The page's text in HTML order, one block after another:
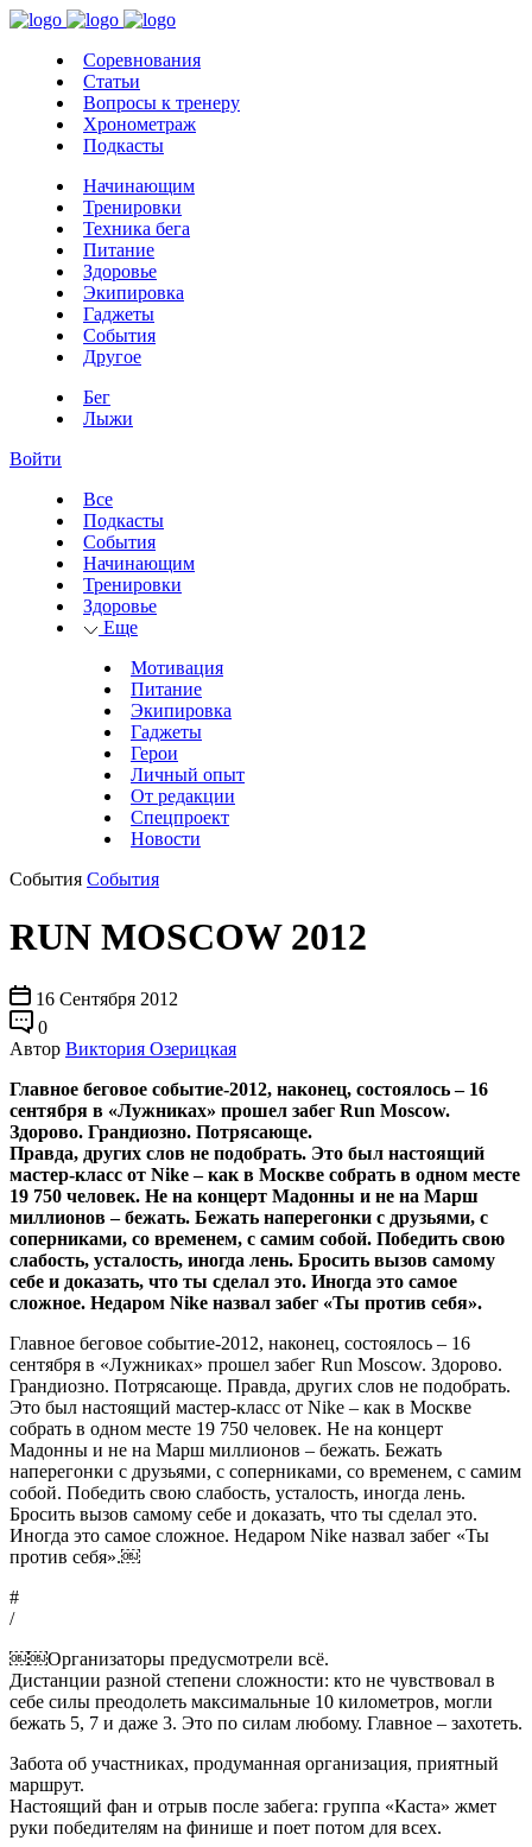
Соревнования
Статьи
Вопросы к тренеру
Хронометраж
Подкасты
Начинающим
Тренировки
Техника бега
Питание
Здоровье
Экипировка
Гаджеты
События
Другое
Бег
Лыжи
Войти
Все
Подкасты
События
Начинающим
Тренировки
Здоровье
Еще
Мотивация
Питание
Экипировка
Гаджеты
Герои
Личный опыт
От редакции
Спецпроект
Новости
События События
RUN MOSCOW 2012
16 Сентября 2012
0
Автор Виктория Озерицкая
Главное беговое событие-2012, наконец, состоялось – 16
сентября в «Лужниках» прошел забег Run Moscow.
Здорово. Грандиозно. Потрясающе.
Правда, других слов не подобрать. Это был настоящий
мастер-класс от Nike – как в Москве собрать в одном месте
19 750 человек. Не на концерт Мадонны и не на Марш
миллионов – бежать. Бежать наперегонки с друзьями, с
соперниками, со временем, с самим собой. Победить свою
слабость, усталость, иногда лень. Бросить вызов самому
себе и доказать, что ты сделал это. Иногда это самое
сложное. Недаром Nike назвал забег «Ты против себя».
Главное беговое событие-2012, наконец, состоялось – 16
сентября в «Лужниках» прошел забег Run Moscow. Здорово.
Грандиозно. Потрясающе. Правда, других слов не подобрать.
Это был настоящий мастер-класс от Nike – как в Москве
собрать в одном месте 19 750 человек. Не на концерт
Мадонны и не на Марш миллионов – бежать. Бежать
наперегонки с друзьями, с соперниками, со временем, с самим
собой. Победить свою слабость, усталость, иногда лень.
Бросить вызов самому себе и доказать, что ты сделал это.
Иногда это самое сложное. Недаром Nike назвал забег «Ты
против себя».￼
#
/
￼￼Организаторы предусмотрели всё.
Дистанции разной степени сложности: кто не чувствовал в
себе силы преодолеть максимальные 10 километров, могли
бежать 5, 7 и даже 3. Это по силам любому. Главное – захотеть.
Забота об участниках, продуманная организация, приятный
маршрут.
Настоящий фан и отрыв после забега: группа «Каста» жмет
руки победителям на финише и поет потом для всех.